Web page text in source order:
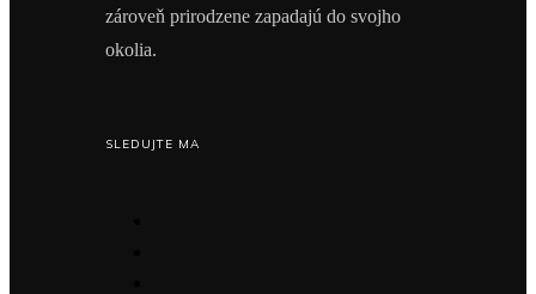
zároveň prirodzene zapadajú do svojho
okolia.
SLEDUJTE MA